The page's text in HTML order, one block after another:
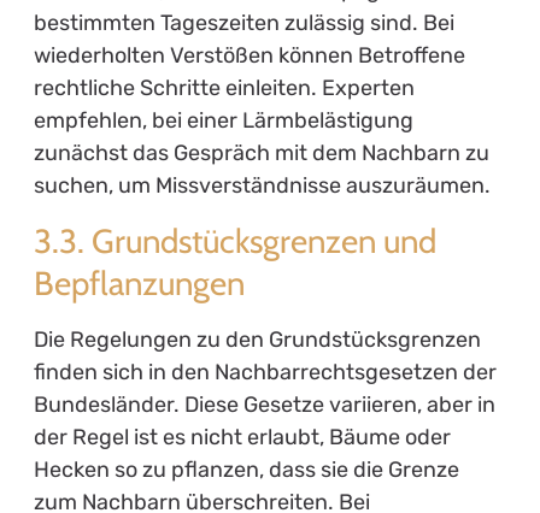
bestimmten Tageszeiten zulässig sind. Bei
wiederholten Verstößen können Betroffene
rechtliche Schritte einleiten. Experten
empfehlen, bei einer Lärmbelästigung
zunächst das Gespräch mit dem Nachbarn zu
suchen, um Missverständnisse auszuräumen.
3.3. Grundstücksgrenzen und
Bepflanzungen
Die Regelungen zu den Grundstücksgrenzen
finden sich in den Nachbarrechtsgesetzen der
Bundesländer. Diese Gesetze variieren, aber in
der Regel ist es nicht erlaubt, Bäume oder
Hecken so zu pflanzen, dass sie die Grenze
zum Nachbarn überschreiten. Bei